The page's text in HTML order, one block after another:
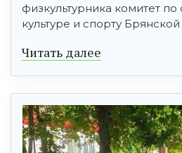
физкультурника комитет
культуре и спорту Брянской
Читать далее